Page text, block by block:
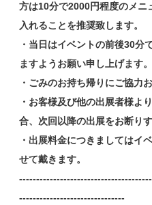
方は10分で2000円程度のメニ
入れることを推奨致します。
・当日はイベントの前後30分
ますようお願い申し上げます。
・ごみのお持ち帰りにご協力
・お客様及び他の出展者様よ
合、次回以降の出展をお断り
・出展料金につきましてはイ
せて戴きます。
-------------------------------